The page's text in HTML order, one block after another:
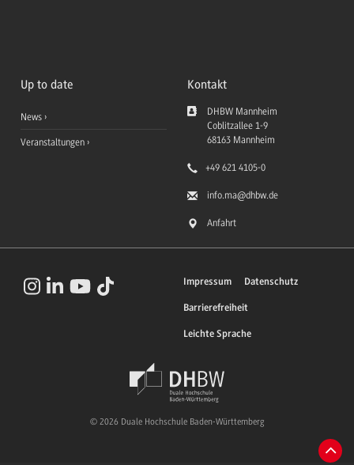
Up to date
News
Veranstaltungen
Kontakt
DHBW Mannheim
Coblitzallee 1-9
68163 Mannheim
+49 621 4105-0
info.ma@dhbw.de
Anfahrt
Impressum Datenschutz
Barrierefreiheit
Leichte Sprache
© 2026 Duale Hochschule Baden-Württemberg
Zum